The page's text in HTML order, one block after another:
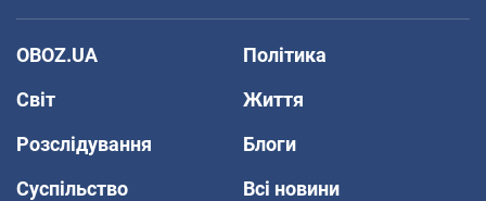
OBOZ.UA
Політика
Світ
Життя
Розслідування
Блоги
Суспільство
Всі новини